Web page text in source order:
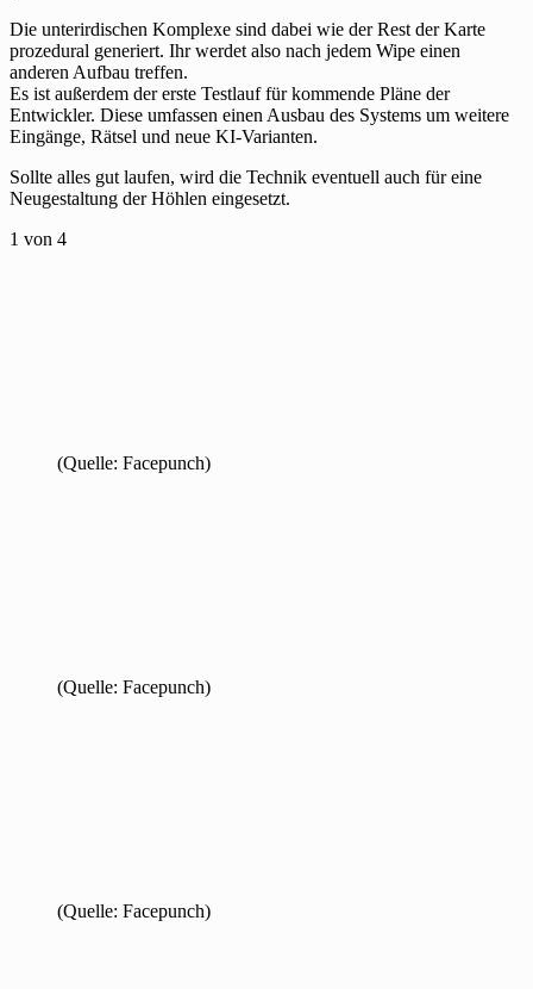
Die unterirdischen Komplexe sind dabei wie der Rest der Karte
prozedural generiert. Ihr werdet also nach jedem Wipe einen
anderen Aufbau treffen.
Es ist außerdem der erste Testlauf für kommende Pläne der
Entwickler. Diese umfassen einen Ausbau des Systems um weitere
Eingänge, Rätsel und neue KI-Varianten.
Sollte alles gut laufen, wird die Technik eventuell auch für eine
Neugestaltung der Höhlen eingesetzt.
1 von 4
(Quelle: Facepunch)
(Quelle: Facepunch)
(Quelle: Facepunch)